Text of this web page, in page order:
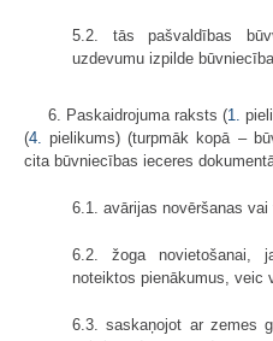
5.2. tās pašvaldības
uzdevumu izpilde
6. Paskaidrojuma raksts (1.
(4. pielikums) (turpmāk kopā –
cita būvniecības ieceres
6.1. avārijas novēršanas
6.2. žoga novietošanai,
noteiktos pienākumus, veic
6.3. saskaņojot ar zemes